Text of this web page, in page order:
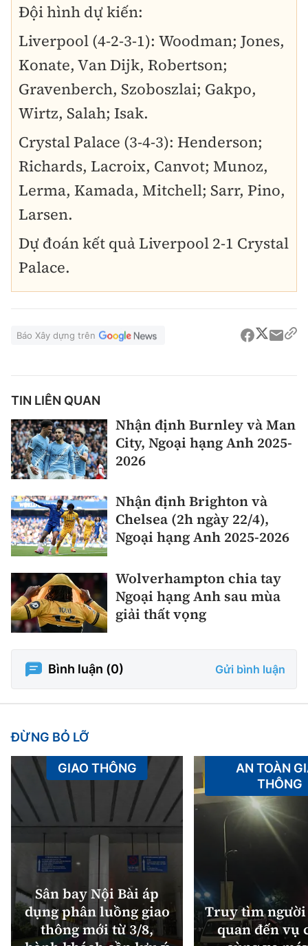
Đội hình dự kiến:
Liverpool (4-2-3-1): Woodman; Jones,
Konate, Van Dijk, Robertson;
Gravenberch, Szoboszlai; Gakpo,
Wirtz, Salah; Isak.
Crystal Palace (3-4-3): Henderson;
Richards, Lacroix, Canvot; Munoz,
Lerma, Kamada, Mitchell; Sarr, Pino,
Larsen.
Dự đoán kết quả Liverpool 2-1 Crystal
Palace.
Báo Xây dựng trên
TIN LIÊN QUAN
Nhận định Burnley và Man
City, Ngoại hạng Anh 2025-
2026
Nhận định Brighton và
Chelsea (2h ngày 22/4),
Ngoại hạng Anh 2025-2026
Wolverhampton chia tay
Ngoại hạng Anh sau mùa
giải thất vọng
Bình luận (0) Gửi bình luận
ĐỪNG BỎ LỠ
Sân bay Nội Bài áp
dụng phân luồng giao
thông mới từ 3/8,
GIAO THÔNG
Truy tìm
quan đến vụ
AN TOÀN
THÔNG